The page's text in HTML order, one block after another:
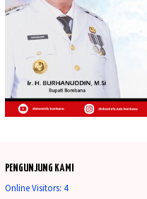
PENGUNJUNG KAMI
Online Visitors: 4